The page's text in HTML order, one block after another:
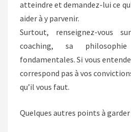
atteindre et demandez-lui ce
aider à y parvenir.
Surtout, renseignez-vous
coaching, sa
fondamentales. Si vous
correspond pas à vos
qu’il vous faut.
Quelques autres points à garder